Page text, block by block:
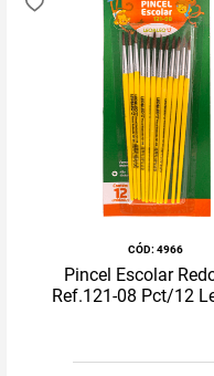
:4966
Pincel Escolar
Ref.121-08 Pct/12